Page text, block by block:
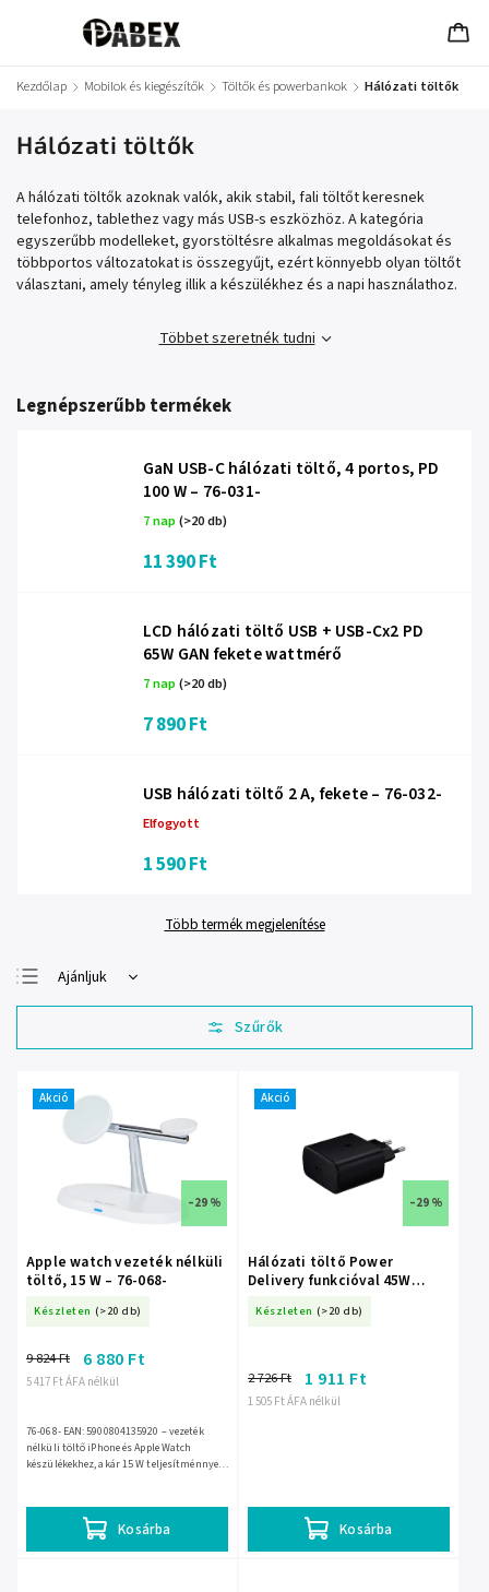
Kezdőlap / Mobilok és kiegészítők / Töltők és powerbankok / Hálózati töltők
Hálózati töltők
A hálózati töltők azoknak valók, akik stabil, fali töltőt keresnek
telefonhoz, tablethez vagy más USB-s eszközhöz. A kategória
egyszerűbb modelleket, gyorstöltésre alkalmas megoldásokat és
többportos változatokat is összegyűjt, ezért könnyebb olyan töltőt
választani, amely tényleg illik a készülékhez és a napi használathoz.
Többet szeretnék tudni
Legnépszerűbb termékek
GaN USB-C hálózati töltő, 4 portos, PD
100 W – 76-031-
7 nap(>20 db)
11 390 Ft
LCD hálózati töltő USB + USB-Cx2 PD
65W GAN fekete wattmérő
7 nap(>20 db)
7 890 Ft
USB hálózati töltő 2 A, fekete – 76-032-
Elfogyott
1 590 Ft
Több termék megjelenítése
Ajánljuk
Legolcsóbb elöl
Legdrágább
termékek
ABC szerint
Akció
–29 %
Apple watch vezeték nélküli
töltő, 15 W – 76-068-
Készleten (>20 db)
5 417 Ft ÁFA nélkül
9 824 Ft 6 880 Ft
Kosárba
76-068- EAN: 5900804135920 – vezeték
nélküli töltő iPhone és Apple Watch
készülékekhez, akár 15 W teljesítménnyel.
Akció
–29 %
Hálózati töltő Power
Delivery funkcióval 45W
Készleten (>20 db)
1 505 Ft ÁFA nélkül
2 726 Ft 1 911 Ft
Kosárba